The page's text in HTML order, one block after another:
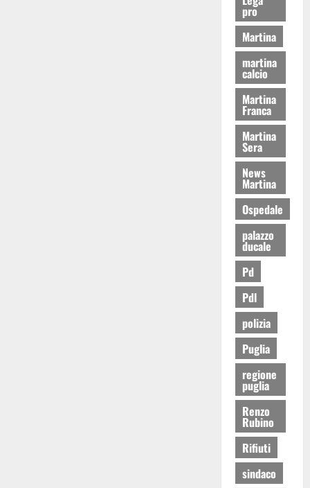
pro
Martina
martina
calcio
Martina
Franca
Martina
Sera
News
Martina
Ospedale
palazzo
ducale
Pd
Pdl
polizia
Puglia
regione
puglia
Renzo
Rubino
Rifiuti
sindaco